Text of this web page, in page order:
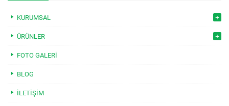
KURUMSAL
ÜRÜNLER
FOTO GALERI
BLOG
İLETIŞIM